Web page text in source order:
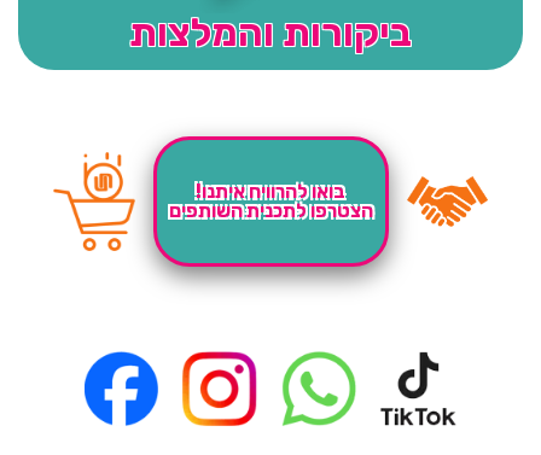
ביקורות והמלצות
בואו להרוויח איתנו!
הצטרפו לתכנית השותפים